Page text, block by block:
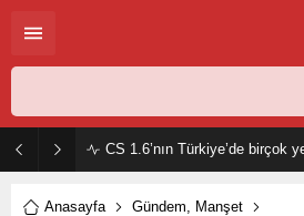
Anasayfa Gündem, Manşet